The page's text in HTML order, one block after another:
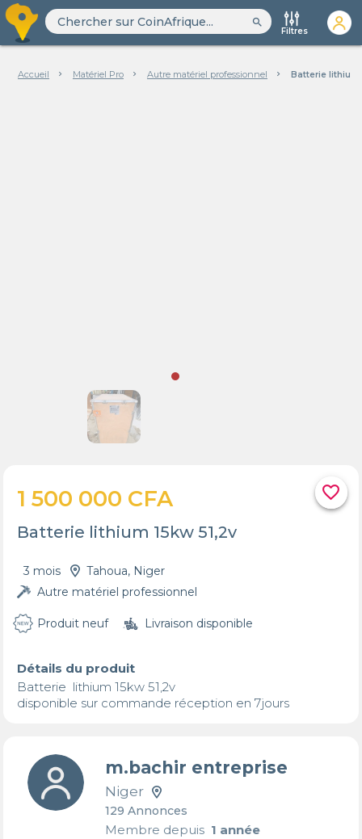
search
Filtres
Accueil Matériel Pro Autre matériel professionnel Batterie lithium
favorite_border
1 500 000 CFA
Batterie lithium 15kw 51,2v
3 mois
Tahoua, Niger
Autre matériel professionnel
Produit neuf Livraison disponible
Détails du produit
Batterie  lithium 15kw 51,2v
m.bachir entreprise
Niger
129 Annonces
Membre depuis1 année